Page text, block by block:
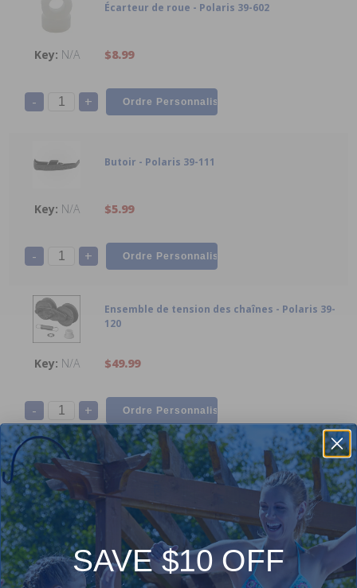
Écarteur de roue - Polaris 39-602
N/A $8.99
- +
Butoir - Polaris 39-111
N/A $5.99
- +
Ensemble de tension des chaînes - Polaris 39-
120
N/A $49.99
- +
Vis, 10-32 x 7/8” SS Vis à tête plate avec
rondelle étoile - Polaris 48-045
N/A $2.99
- +
SAVE $10 OFF